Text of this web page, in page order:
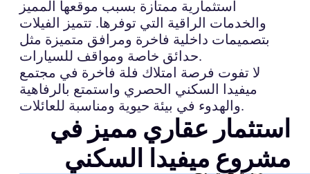
استثمارية ممتازة بسبب موقعها المميز
والخدمات الراقية التي توفرها. تتميز الفيلات
بتصميمات داخلية فاخرة ومرافق متميزة مثل
حدائق خاصة ومواقف للسيارات.
لا تفوت فرصة امتلاك فلة فاخرة في مجتمع
ميفيدا السكني الحصري واستمتع بالرفاهية
والهدوء في بيئة حيوية ومناسبة للعائلات.
استثمار عقاري مميز في
مشروع ميفيدا السكني